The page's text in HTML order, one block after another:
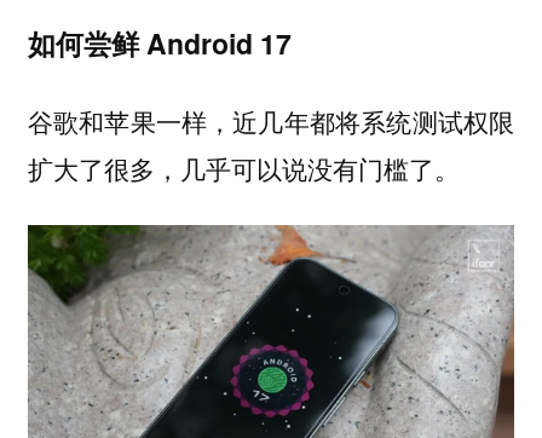
如何尝鲜 Android 17
谷歌和苹果一样，近几年都将系统测试权限
扩大了很多，几乎可以说没有门槛了。